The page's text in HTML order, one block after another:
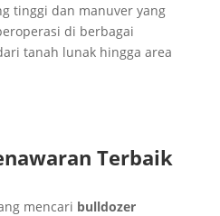
tinggi dan manuver yang
di berbagai
tanah lunak hingga area
Terbaik
mencari bulldozer